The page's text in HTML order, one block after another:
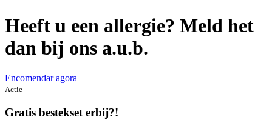
Heeft u een allergie? Meld het
dan bij ons a.u.b.
Encomendar agora
Actie
Gratis bestekset erbij?!